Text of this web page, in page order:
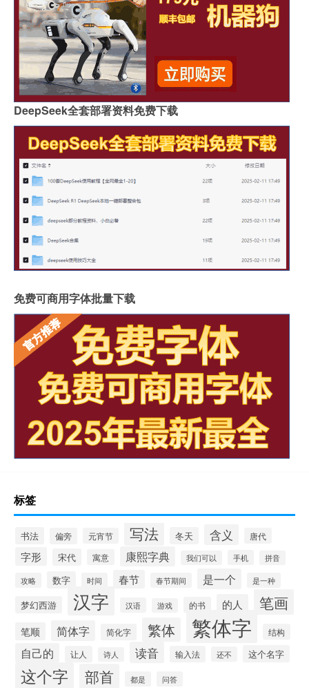
DeepSeek全套部署资料免费下载
免费可商用字体批量下载
标签
书法 偏旁 元宵节 写法 冬天 含义 唐代
字形 宋代 寓意 康熙字典 我们可以 手机 拼音
攻略 数字 时间 春节 春节期间 是一个 是一种
梦幻西游 汉字 汉语 游戏 的书 的人 笔画
笔顺 简体字 简化字 繁体 繁体字 结构
自己的 让人 诗人 读音 输入法 还不 这个名字
这个字 部首 都是 问答